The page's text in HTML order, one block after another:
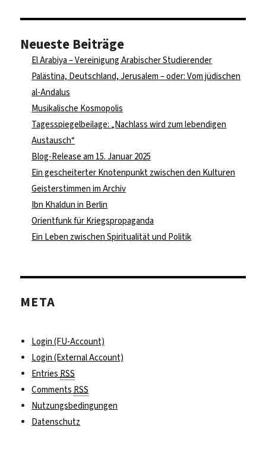
Neueste Beiträge
El Arabiya – Vereinigung Arabischer Studierender
Palästina, Deutschland, Jerusalem – oder: Vom jüdischen
al-Andalus
Musikalische Kosmopolis
Tagesspiegelbeilage: „Nachlass wird zum lebendigen
Austausch“
Blog-Release am 15. Januar 2025
Ein gescheiterter Knotenpunkt zwischen den Kulturen
Geisterstimmen im Archiv
Ibn Khaldun in Berlin
Orientfunk für Kriegspropaganda
Ein Leben zwischen Spiritualität und Politik
META
Login (FU-Account)
Login (External Account)
Entries RSS
Comments RSS
Nutzungsbedingungen
Datenschutz